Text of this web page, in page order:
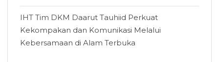
IHT Tim DKM Daarut Tauhiid Perkuat
Kekompakan dan Komunikasi Melalui
Kebersamaan di Alam Terbuka